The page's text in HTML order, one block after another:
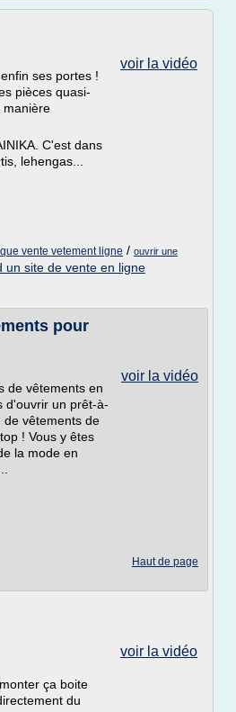
voir la vidéo
ses portes !
pièces quasi-
manière
C'est dans
lehengas...
vente vetement ligne / ouvrir une
un site de vente en ligne
pour
voir la vidéo
de vêtements en
d'ouvrir un prêt-à-
de vêtements de
! Vous y êtes
la mode en
Haut de page
voir la vidéo
ça boite
du